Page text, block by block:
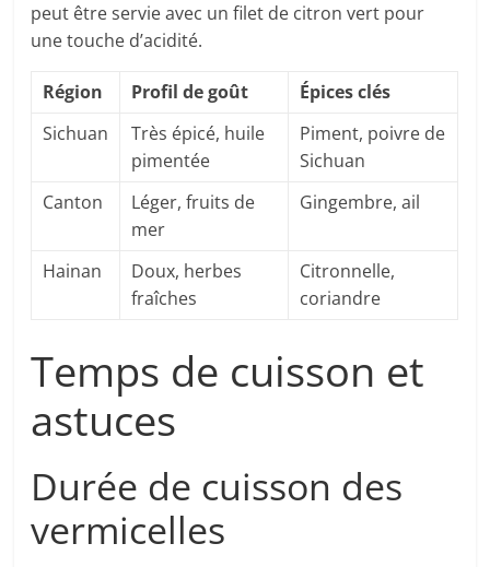
peut être servie avec un filet de citron vert pour
une touche d’acidité.
Région Profil de goût
Épices clés
Sichuan
Très épicé, huile
pimentée
Piment, poivre de
Sichuan
Canton
Léger, fruits de
mer
Gingembre, ail
Hainan
Doux, herbes
fraîches
Citronnelle,
coriandre
Temps de cuisson et
astuces
Durée de cuisson des
vermicelles